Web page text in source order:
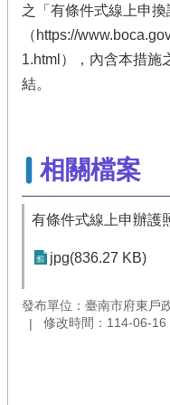
之「有條件式線上申
（https://
1.html），內含本措施
結。
相關檔案
有條件式線上申辦護
jpg(836.27 KB)
發布單位：臺南市府東戶
修改時間：114-06-16